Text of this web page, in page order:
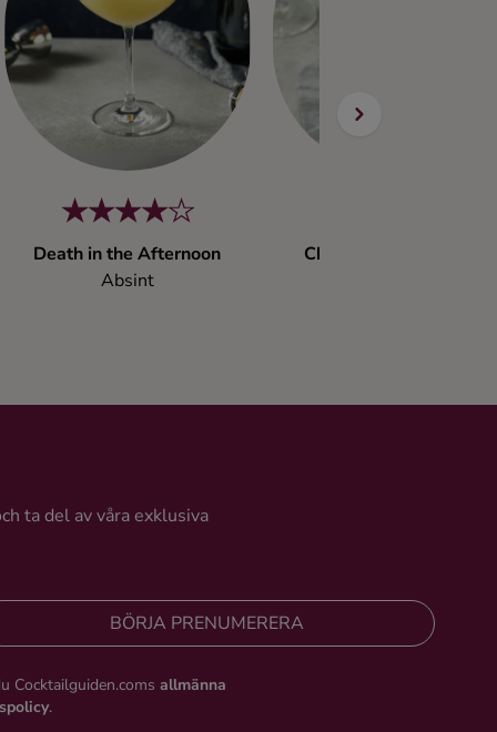
Death in the Afternoon
Absint
Champagne Snowball
ta del av våra exklusiva
BÖRJA PRENUMERERA
Cocktailguiden.coms allmänna
.